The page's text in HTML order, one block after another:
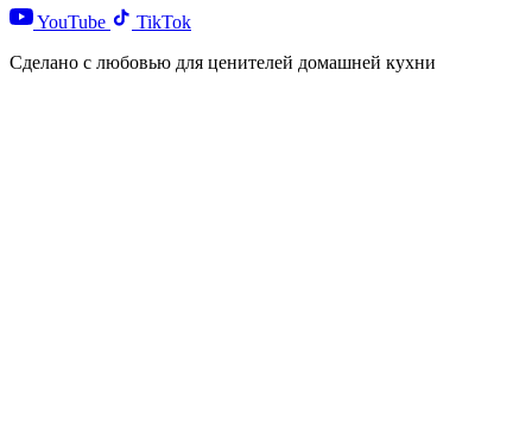
YouTube
TikTok
Сделано с любовью для ценителей домашней кухни